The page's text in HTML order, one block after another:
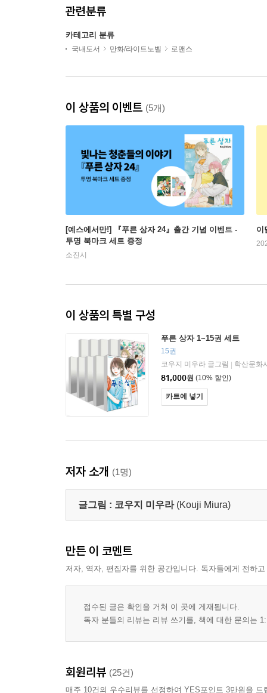
관련분류
카테고리 분류
국내도서 만화/라이트노벨 로맨스
이 상품의 이벤트 (5개)
[예스에서만!] 『푸른 상자 24』출간 기념 이벤트 -
투명 북마크 세트 증정
소진시
이
이 상품의 특별 구성
푸른 상자 1~15권 세트
15권
코우지 미우라 글그림
학산문화
81,000원 (10% 할인)
카트에 넣기
저자 소개 (1명)
글그림 : 코우지 미우라 (Kouji Miura)
만든 이 코멘트
저자, 역자, 편집자를 위한 공간입니다. 독자들에게 전하
접수된 글은 확인을 거쳐 이 곳에 게재됩니다.
독자 분들의 리뷰는 리뷰 쓰기를, 책에 대한 문의는
회원리뷰 (25건)
매주 10건의 우수리뷰를 선정하여 YES포인트 3만원을 드